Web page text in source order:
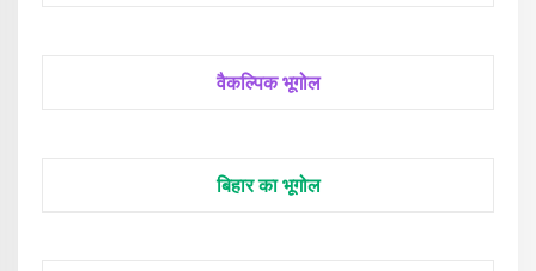
वैकल्पिक भूगोल
बिहार का भूगोल